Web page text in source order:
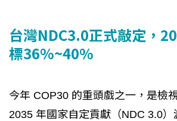
台灣NDC3.0正式敲定，
標36%~40%
今年 COP30 的重頭戲之一，是檢
2035 年國家自定貢獻（NDC 3.0）